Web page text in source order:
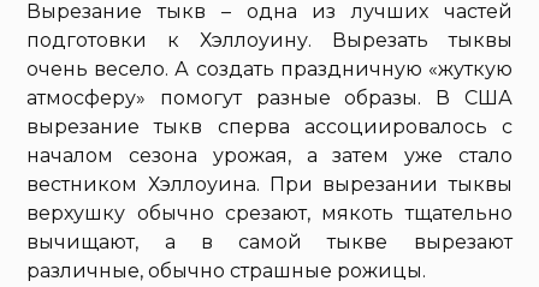
Вырезание тыкв – одна из лучших частей
подготовки к Хэллоуину. Вырезать тыквы
очень весело. А создать праздничную «жуткую
атмосферу» помогут разные образы. В США
вырезание тыкв сперва ассоциировалось с
началом сезона урожая, а затем уже стало
вестником Хэллоуина. При вырезании тыквы
верхушку обычно срезают, мякоть тщательно
вычищают, а в самой тыкве вырезают
различные, обычно страшные рожицы.